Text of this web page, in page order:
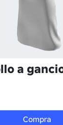
a
Compra